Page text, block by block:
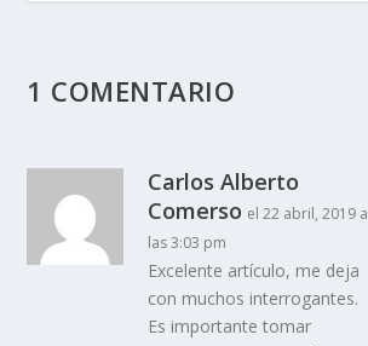
1 COMENTARIO
Carlos Alberto
Comerso el 22 abril, 2019 a
las 3:03 pm
Excelente artículo, me deja
con muchos interrogantes.
Es importante tomar